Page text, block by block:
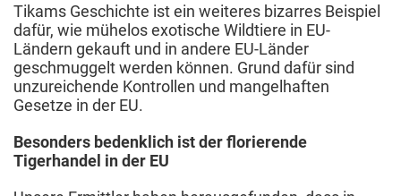
Tikams Geschichte ist ein weiteres bizarres Beispiel
dafür, wie mühelos exotische Wildtiere in EU-
Ländern gekauft und in andere EU-Länder
geschmuggelt werden können. Grund dafür sind
unzureichende Kontrollen und mangelhaften
Gesetze in der EU.
Besonders bedenklich ist der florierende
Tigerhandel in der EU